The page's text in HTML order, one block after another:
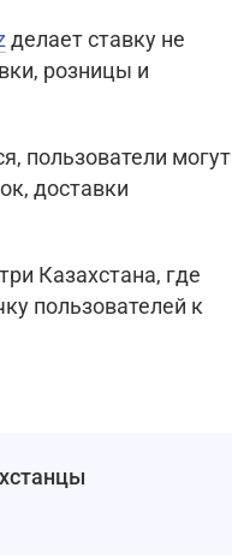
делает ставку не
розницы и
пользователи могут
доставки
Казахстана, где
пользователей к